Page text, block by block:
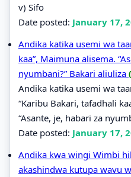
v) Sifo
Date posted: January 17,
Andika katika usemi wa
kaa”, Maimuna alisema.
nyumbani?” Bakari aliuliza
Andika katika usemi wa
“Karibu Bakari, tafadhali
“Asante, je, habari za
Date posted: January 17,
Andika kwa wingi Wimbi
akashindwa kutupa wavu